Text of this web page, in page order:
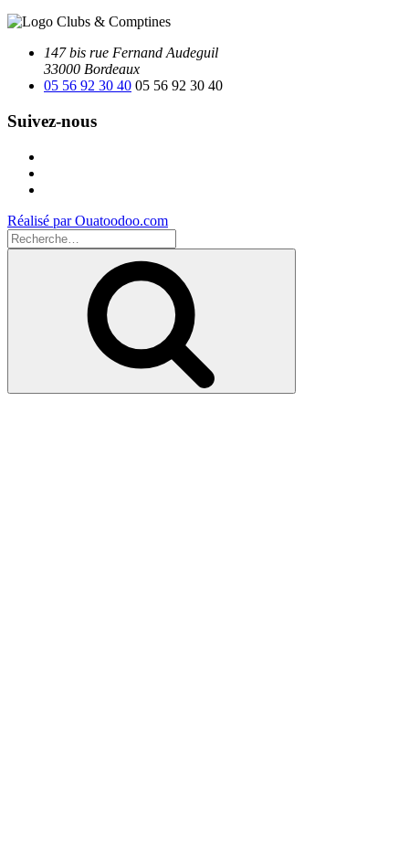
147 bis rue Fernand Audeguil
33000 Bordeaux
05 56 92 30 40 05 56 92 30 40
Suivez-nous
Réalisé par Ouatoodoo.com
Recherche
pour